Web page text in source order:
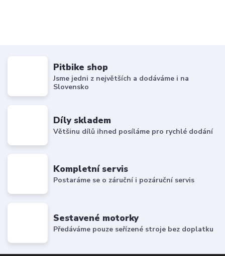
Pitbike shop
Jsme jedni z největších a dodáváme i na
Slovensko
Díly skladem
Většinu dílů ihned posíláme pro rychlé dodání
Kompletní servis
Postaráme se o záruční i pozáruční servis
Sestavené motorky
Předáváme pouze seřízené stroje bez doplatku